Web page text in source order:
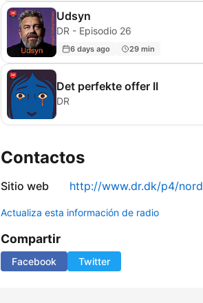
Udsyn
DR - Episodio 26
6 days ago 29 min
Det perfekte offer II
DR
Contactos
Sitio web http://www.dr.dk/p4/nord
Actualiza esta información de radio
Compartir
Facebook Twitter